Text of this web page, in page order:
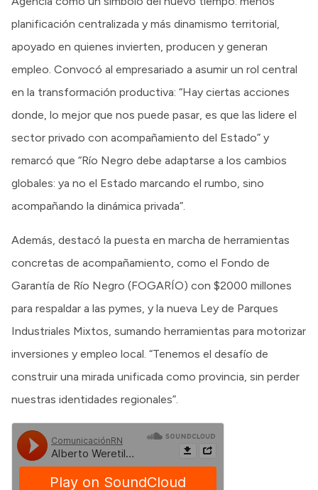
planificación centralizada y más dinamismo territorial,
apoyado en quienes invierten, producen y generan
empleo. Convocó al empresariado a asumir un rol central
en la transformación productiva: “Hay ciertas acciones
donde, lo mejor que nos puede pasar, es que las lidere el
sector privado con acompañamiento del Estado” y
remarcó que “Río Negro debe adaptarse a los cambios
globales: ya no el Estado marcando el rumbo, sino
acompañando la dinámica privada”.
Además, destacó la puesta en marcha de herramientas
concretas de acompañamiento, como el Fondo de
Garantía de Río Negro (FOGARÍO) con $2000 millones
para respaldar a las pymes, y la nueva Ley de Parques
Industriales Mixtos, sumando herramientas para motorizar
inversiones y empleo local. “Tenemos el desafío de
construir una mirada unificada como provincia, sin perder
nuestras identidades regionales”.